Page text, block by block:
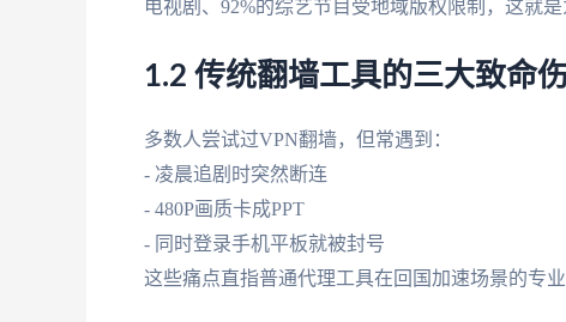
电视剧、92%的综艺节目受地域版权限制，这就
1.2 传统翻墙工具的三大致命
多数人尝试过VPN翻墙，但常遇到：
- 凌晨追剧时突然断连
- 480P画质卡成PPT
- 同时登录手机平板就被封号
这些痛点直指普通代理工具在回国加速场景的专业